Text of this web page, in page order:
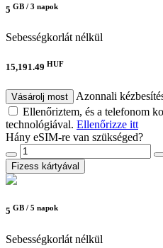
5 GB / 3 napok
Sebességkorlát nélkül
15,191.49 HUF
Vásárolj most
Azonnali
Ellenőriztem, és a telefonom
technológiával. Ellenőrizze itt
Hány eSIM-re van szükséged?
Fizess kártyával
5 GB / 5 napok
Sebességkorlát nélkül